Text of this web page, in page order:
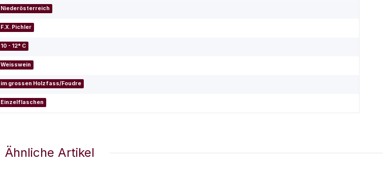
Niederösterreich
F.X. Pichler
10 - 12° C
Weisswein
im grossen Holzfass/Foudre
Einzelflaschen
Ähnliche Artikel